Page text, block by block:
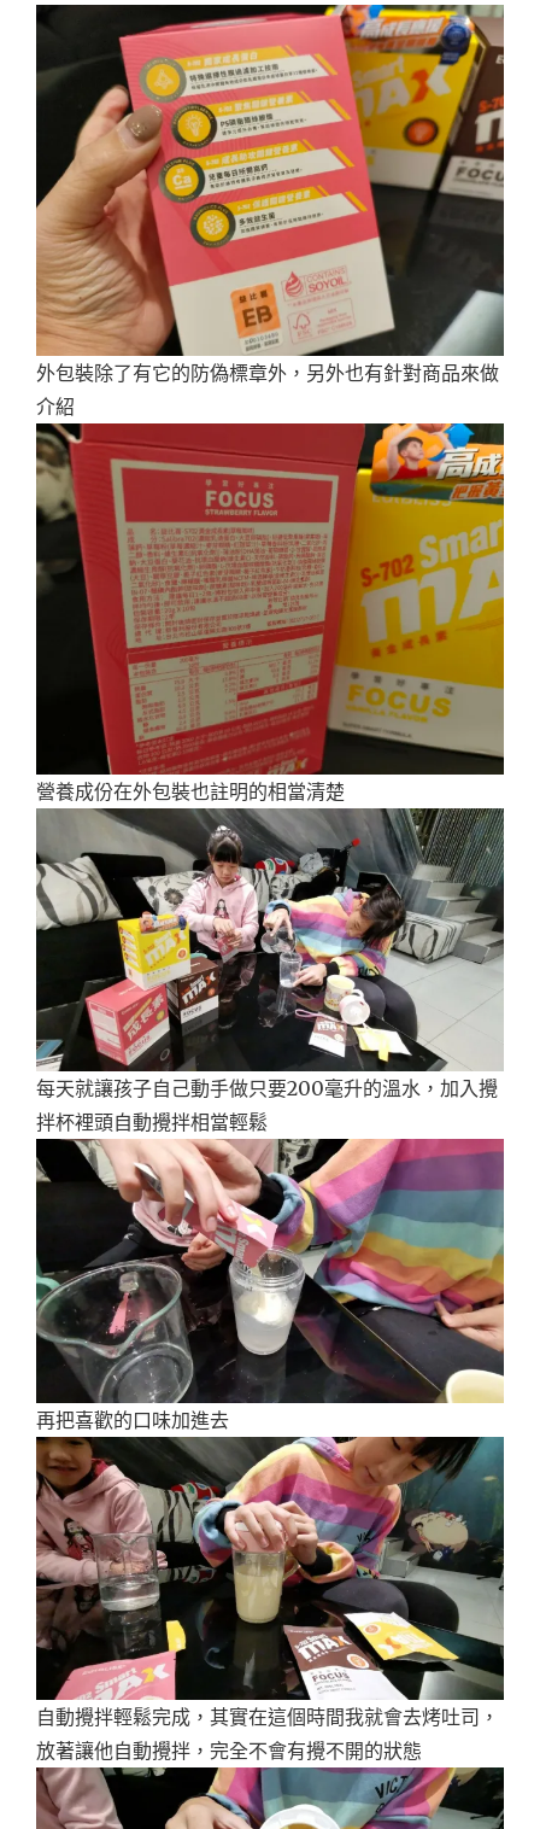
外包裝除了有它的防偽標章外，另外也有針對商品來做
介紹
營養成份在外包裝也註明的相當清楚
每天就讓孩子自己動手做只要200毫升的溫水，加入攪
拌杯裡頭自動攪拌相當輕鬆
再把喜歡的口味加進去
自動攪拌輕鬆完成，其實在這個時間我就會去烤吐司，
放著讓他自動攪拌，完全不會有攪不開的狀態